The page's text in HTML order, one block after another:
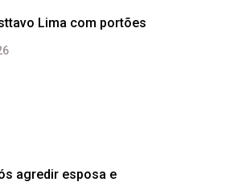
Lima com portões
agredir esposa e